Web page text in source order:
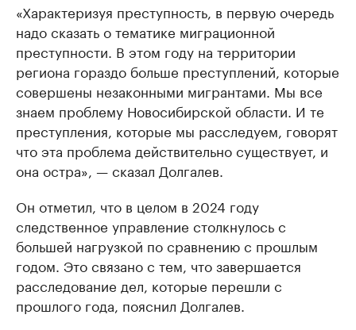
«Характеризуя преступность, в первую очередь
надо сказать о тематике миграционной
преступности. В этом году на территории
региона гораздо больше преступлений, которые
совершены незаконными мигрантами. Мы все
знаем проблему Новосибирской области. И те
преступления, которые мы расследуем, говорят
что эта проблема действительно существует, и
она остра», — сказал Долгалев.
Он отметил, что в целом в 2024 году
следственное управление столкнулось с
большей нагрузкой по сравнению с прошлым
годом. Это связано с тем, что завершается
расследование дел, которые перешли с
прошлого года, пояснил Долгалев.